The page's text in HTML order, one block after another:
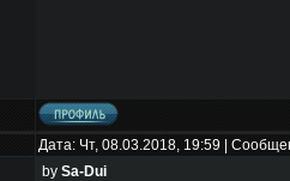
Дата: Чт, 08.03.2018, 19:59 |
by Sa-Dui